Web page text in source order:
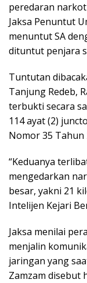
peredaran
Jaksa Penuntut
menuntut SA
dituntut penjara
Tuntutan
Tanjung Redeb,
terbukti secara
114 ayat (2)
Nomor 35
“Keduanya
mengedarkan
besar, yakni 21
Intelijen Kejari
Jaksa menilai
menjalin
jaringan yang
Zamzam disebut